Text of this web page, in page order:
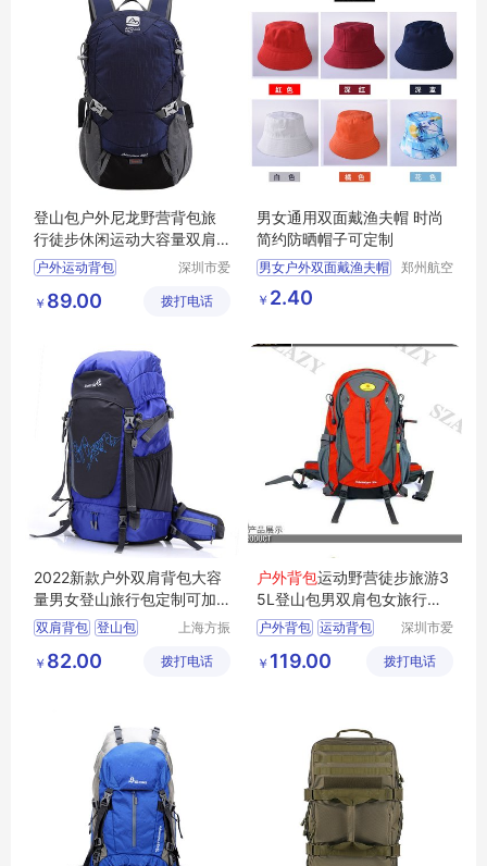
登山包户外尼龙野营背包旅
行徒步休闲运动大容量双肩
包2160007
户外运动背包
登山包定制
深圳市爱
用品有限
￥ 89.00 拨打电话
男女通用双面戴渔夫帽 时尚
简约防晒帽子可定制
男女户外双面戴渔夫帽
纯色渔夫帽印刷
郑州航空
￥ 2.40
2022新款户外双肩背包大容
量男女登山旅行包定制可加lo
go
双肩背包 登山包
休闲背包
上海方振
有限公司
￥ 82.00 拨打电话
户外背包运动野营徒步旅游3
5L登山包男双肩包女旅行包
定制
户外背包 运动背包
登山包定做
深圳市爱
用品有限
￥ 119.00 拨打电话